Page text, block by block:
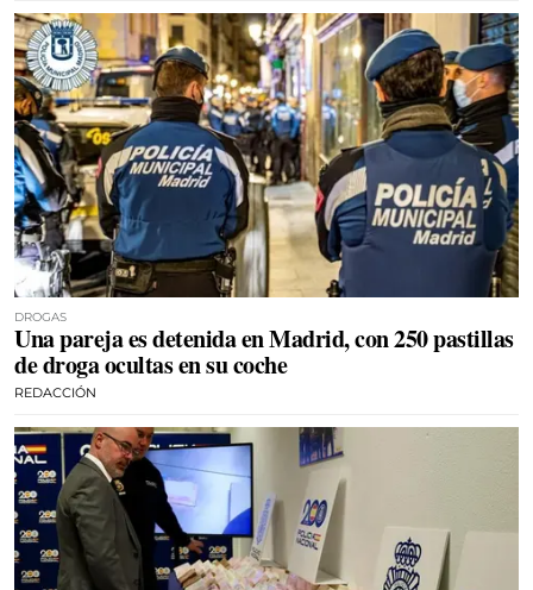
DROGAS
Una pareja es detenida en Madrid, con 250 pastillas
de droga ocultas en su coche
REDACCIÓN